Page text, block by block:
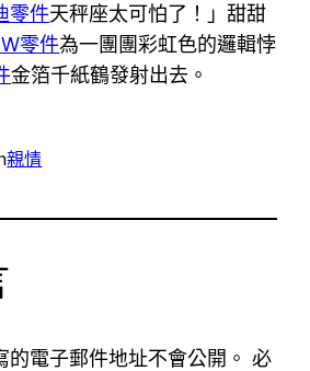
零件天秤座太可怕了！」甜甜
零件為一團團彩虹色的邏輯悖
金箔千紙鶴發射出去。
親情
的電子郵件地址不會公開。 必